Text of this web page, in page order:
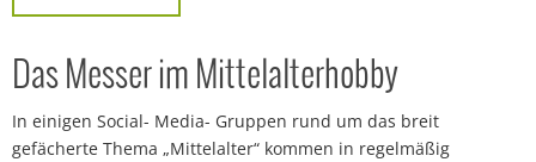
Das Messer im Mittelalterhobby
In einigen Social- Media- Gruppen rund um das breit
gefächerte Thema „Mittelalter“ kommen in regelmäßig